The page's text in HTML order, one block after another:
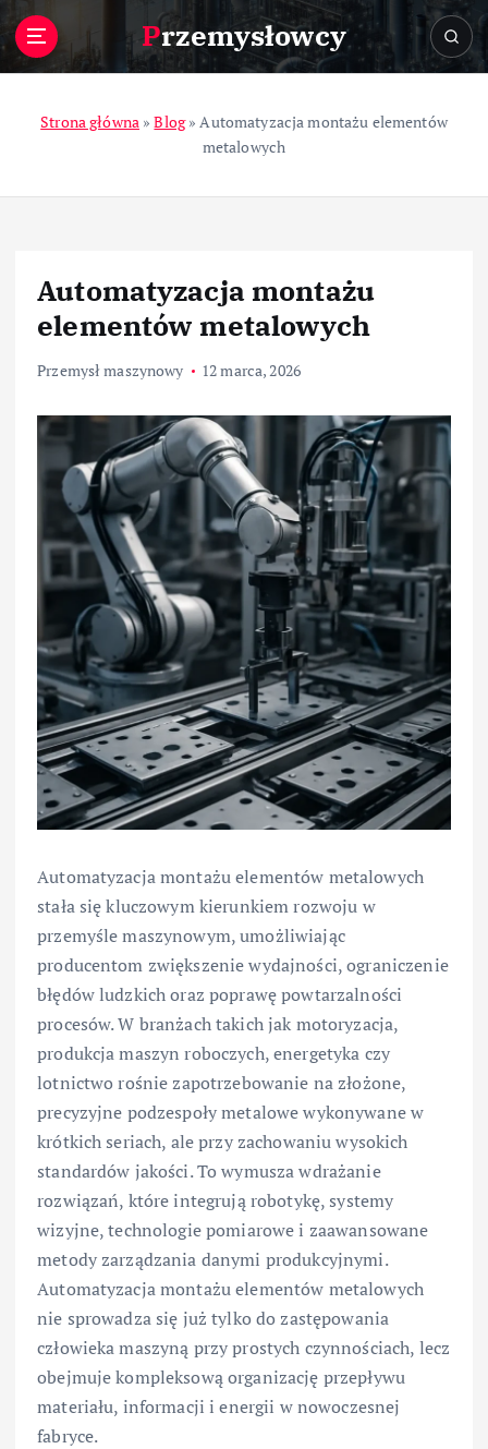
Przemysłowcy
Strona główna »Blog»Automatyzacja montażu elementów
metalowych
Automatyzacja montażu
elementów metalowych
Przemysł maszynowy 12 marca, 2026
Automatyzacja montażu elementów metalowych
stała się kluczowym kierunkiem rozwoju w
przemyśle maszynowym, umożliwiając
producentom zwiększenie wydajności, ograniczenie
błędów ludzkich oraz poprawę powtarzalności
procesów. W branżach takich jak motoryzacja,
produkcja maszyn roboczych, energetyka czy
lotnictwo rośnie zapotrzebowanie na złożone,
precyzyjne podzespoły metalowe wykonywane w
krótkich seriach, ale przy zachowaniu wysokich
standardów jakości. To wymusza wdrażanie
rozwiązań, które integrują robotykę, systemy
wizyjne, technologie pomiarowe i zaawansowane
metody zarządzania danymi produkcyjnymi.
Automatyzacja montażu elementów metalowych
nie sprowadza się już tylko do zastępowania
człowieka maszyną przy prostych czynnościach, lecz
obejmuje kompleksową organizację przepływu
materiału, informacji i energii w nowoczesnej
fabryce.